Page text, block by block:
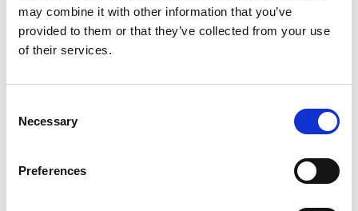
may combine it with other information that you’ve
provided to them or that they’ve collected from your use
of their services.
Selection
Necessary
Preferences
Zahraniční obchod Itálie – ČR v pololetí převýšil